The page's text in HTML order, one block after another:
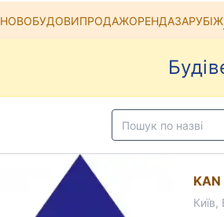
НОВОБУДОВИПРОДАЖОРЕНДАЗАРУБІЖ